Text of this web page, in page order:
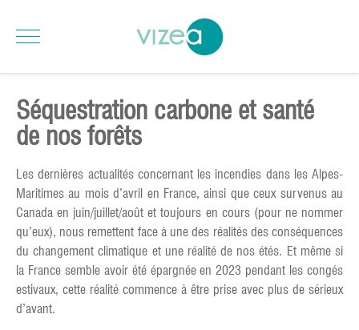
Séquestration carbone et santé
de nos forêts
Les dernières actualités concernant les incendies dans les Alpes-
Maritimes au mois d’avril en France, ainsi que ceux survenus au
Canada en juin/juillet/août et toujours en cours (pour ne nommer
qu’eux), nous remettent face à une des réalités des conséquences
du changement climatique et une réalité de nos étés. Et même si
la France semble avoir été épargnée en 2023 pendant les congés
estivaux, cette réalité commence à être prise avec plus de sérieux
d’avant.